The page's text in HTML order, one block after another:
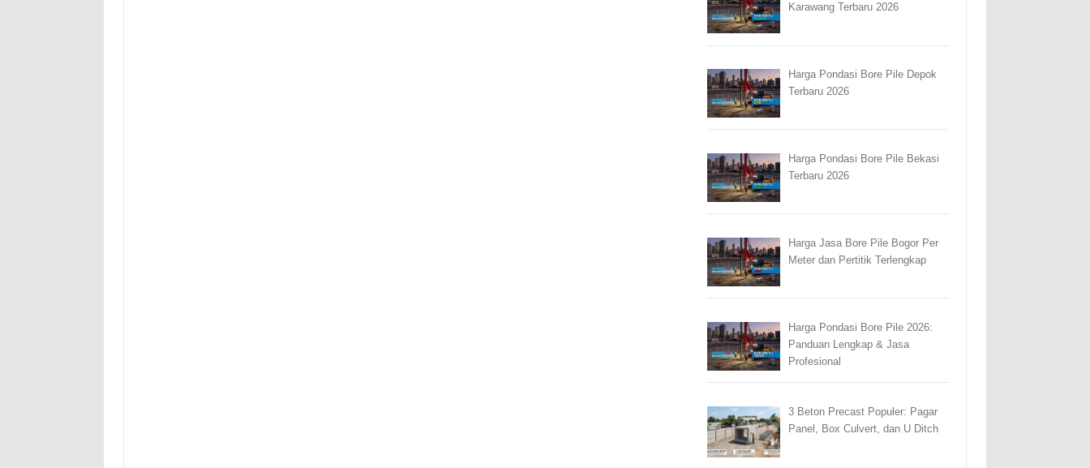
Karawang Terbaru 2026
Harga Pondasi Bore Pile Depok
Terbaru 2026
Harga Pondasi Bore Pile Bekasi
Terbaru 2026
Harga Jasa Bore Pile Bogor Per
Meter dan Pertitik Terlengkap
Harga Pondasi Bore Pile 2026:
Panduan Lengkap & Jasa
Profesional
3 Beton Precast Populer: Pagar
Panel, Box Culvert, dan U Ditch